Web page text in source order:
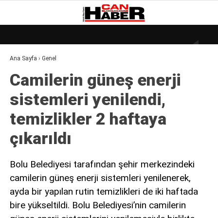
26°
GALERİ
DÜNYA
EKONOMI
GÜNDEM
KÜLÜR – SANAT
SAĞLIK
POLITIKA
ASAYIŞ
Ana Sayfa › Genel
Camilerin güneş enerji
sistemleri yenilendi,
temizlikler 2 haftaya
çıkarıldı
Bolu Belediyesi tarafından şehir merkezindeki
camilerin güneş enerji sistemleri yenilenerek,
ayda bir yapılan rutin temizlikleri de iki haftada
bire yükseltildi. Bolu Belediyesi’nin camilerin